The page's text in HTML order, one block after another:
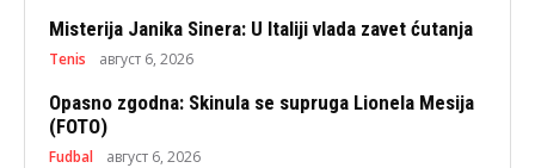
Misterija Janika Sinera: U Italiji vlada zavet ćutanja
Tenis август 6, 2026
Opasno zgodna: Skinula se supruga Lionela Mesija
(FOTO)
Fudbal август 6, 2026